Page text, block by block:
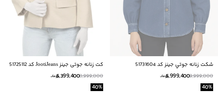
شكت زنانه جوتي جينز كد 51731604
9,999,000
5,999,400تومانــ
40%
کت زنانه جوتی جینز JootiJeans کد 51725112
8,999,000
5,399,400تومانــ
40%